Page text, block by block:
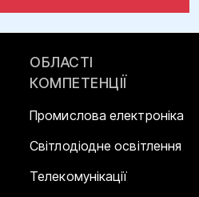
ОБЛАСТІ
КОМПЕТЕНЦІЇ
Промислова електроніка
Світлодіодне освітлення
Телекомунікації